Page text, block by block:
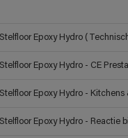
Stelfloor Epoxy Hydro
Stelfloor Epoxy Hydro - CE
Stelfloor Epoxy Hydro -
Stelfloor Epoxy Hydro - Reactie